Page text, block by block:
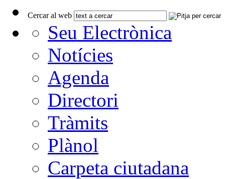
Cercar al web
Seu Electrònica
Notícies
Agenda
Directori
Tràmits
Plànol
Carpeta ciutadana